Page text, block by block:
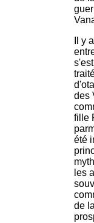
Il y
des
fille
été
les
de